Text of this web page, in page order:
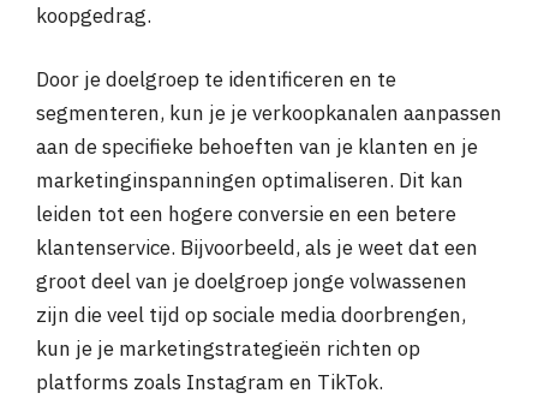
koopgedrag.
Door je doelgroep te identificeren en te
segmenteren, kun je je verkoopkanalen aanpassen
aan de specifieke behoeften van je klanten en je
marketinginspanningen optimaliseren. Dit kan
leiden tot een hogere conversie en een betere
klantenservice. Bijvoorbeeld, als je weet dat een
groot deel van je doelgroep jonge volwassenen
zijn die veel tijd op sociale media doorbrengen,
kun je je marketingstrategieën richten op
platforms zoals Instagram en TikTok.